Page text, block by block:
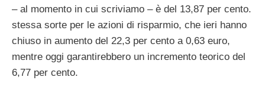
– al momento in cui scriviamo – è del 13,87 per cento.
stessa sorte per le azioni di risparmio, che ieri hanno
chiuso in aumento del 22,3 per cento a 0,63 euro,
mentre oggi garantirebbero un incremento teorico del
6,77 per cento.